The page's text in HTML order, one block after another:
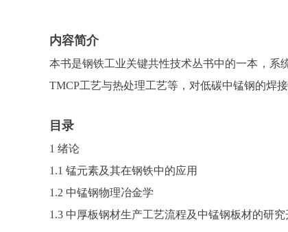
内容简介
本书是钢铁工业关键共性技术丛书中的一本，系
TMCP工艺与热处理工艺等，对低碳中锰钢的焊
目录
1 绪论
1.1 锰元素及其在钢铁中的应用
1.2 中锰钢物理冶金学
1.3 中厚板钢材生产工艺流程及中锰钢板材的研究